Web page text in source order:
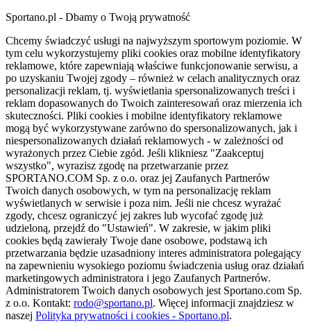
Sportano.pl - Dbamy o Twoją prywatność
Chcemy świadczyć usługi na najwyższym sportowym poziomie. W
tym celu wykorzystujemy pliki cookies oraz mobilne identyfikatory
reklamowe, które zapewniają właściwe funkcjonowanie serwisu, a
po uzyskaniu Twojej zgody – również w celach analitycznych oraz
personalizacji reklam, tj. wyświetlania spersonalizowanych treści i
reklam dopasowanych do Twoich zainteresowań oraz mierzenia ich
skuteczności. Pliki cookies i mobilne identyfikatory reklamowe
mogą być wykorzystywane zarówno do spersonalizowanych, jak i
niespersonalizowanych działań reklamowych - w zależności od
wyrażonych przez Ciebie zgód. Jeśli klikniesz "Zaakceptuj
wszystko", wyrazisz zgodę na przetwarzanie przez
SPORTANO.COM Sp. z o.o. oraz jej Zaufanych Partnerów
Twoich danych osobowych, w tym na personalizację reklam
wyświetlanych w serwisie i poza nim. Jeśli nie chcesz wyrażać
zgody, chcesz ograniczyć jej zakres lub wycofać zgodę już
udzieloną, przejdź do "Ustawień". W zakresie, w jakim pliki
cookies będą zawierały Twoje dane osobowe, podstawą ich
przetwarzania będzie uzasadniony interes administratora polegający
na zapewnieniu wysokiego poziomu świadczenia usług oraz działań
marketingowych administratora i jego Zaufanych Partnerów.
Administratorem Twoich danych osobowych jest Sportano.com Sp.
z o.o. Kontakt: rodo@sportano.pl. Więcej informacji znajdziesz w
naszej Polityka prywatności i cookies - Sportano.pl.